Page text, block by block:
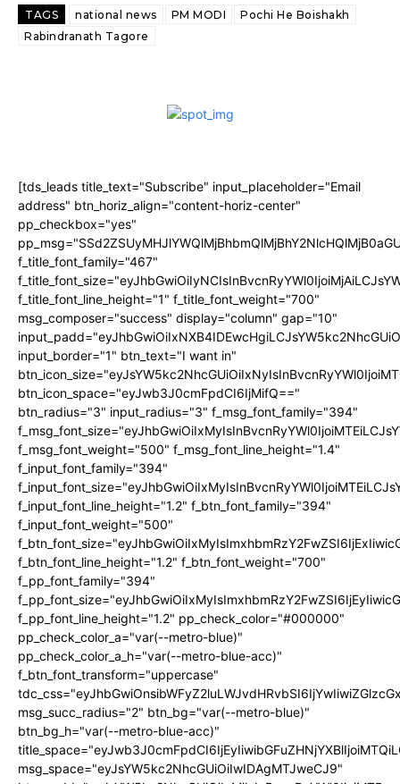
TAGS national news PM MODI
Pochi He Boishakh
Rabindranath Tagore
[tds_leads title_text="Subscribe" input_placeholder="Email
address" btn_horiz_align="content-horiz-center"
pp_checkbox="yes"
f_title_font_family="467"
f_title_font_line_height="1" f_title_font_weight="700"
msg_composer="success" display="column" gap="10"
input_border="1" btn_text="I want in"
btn_icon_space="eyJwb3J0cmFpdCI6IjMifQ=="
btn_radius="3" input_radius="3" f_msg_font_family="394"
f_msg_font_weight="500" f_msg_font_line_height="1.4"
f_input_font_family="394"
f_input_font_line_height="1.2" f_btn_font_family="394"
f_input_font_weight="500"
f_btn_font_line_height="1.2" f_btn_font_weight="700"
f_pp_font_family="394"
f_pp_font_line_height="1.2" pp_check_color="#000000"
pp_check_color_a="var(--metro-blue)"
pp_check_color_a_h="var(--metro-blue-acc)"
f_btn_font_transform="uppercase"
msg_succ_radius="2" btn_bg="var(--metro-blue)"
btn_bg_h="var(--metro-blue-acc)"
msg_space="eyJsYW5kc2NhcGUiOiIwIDAgMTJweCJ9"